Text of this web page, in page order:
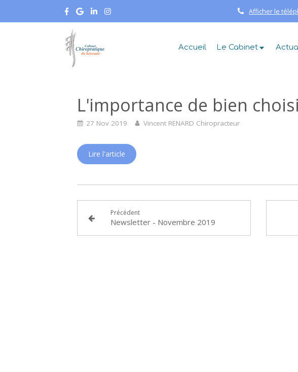
Afficher le
Accueil Le Cabinet
L'importance de bien
27 Nov 2019 Vincent RENARD Chiropracteur
Lire l'article
Précédent
Newsletter - Novembre 2019